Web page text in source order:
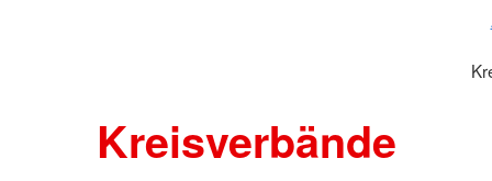
Kreisverbände